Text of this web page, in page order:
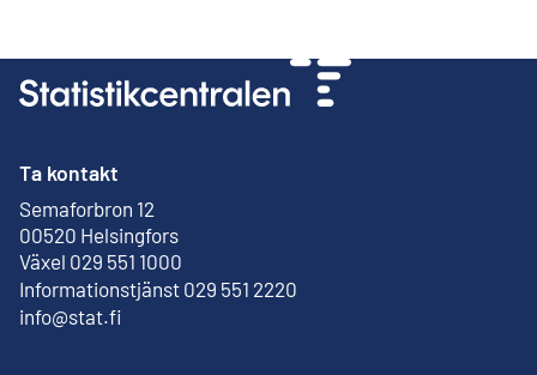
Ta kontakt
Semaforbron 12
00520 Helsingfors
Extern länk
Växel 029 551 1000
Informationstjänst 029 551 2220
info@stat.fi